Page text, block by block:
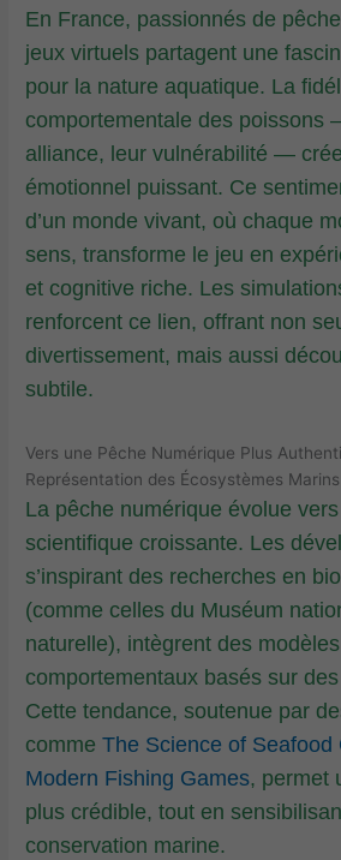
En France, passionnés de
jeux virtuels partagent une
pour la nature aquatique. La
comportementale des poissons
alliance, leur vulnérabilité —
émotionnel puissant. Ce
d’un monde vivant, où chaque
sens, transforme le jeu en
et cognitive riche. Les
renforcent ce lien, offrant non
divertissement, mais aussi
subtile.
Vers une Pêche Numérique Plus
Représentation des Écosystèmes Marins
La pêche numérique évolue
scientifique croissante. Les
s’inspirant des recherches en
(comme celles du Muséum
naturelle), intègrent des modèles
comportementaux basés sur
Cette tendance, soutenue par
commeThe Science of Seafood
Modern Fishing Games, permet
plus crédible, tout en
conservation marine.